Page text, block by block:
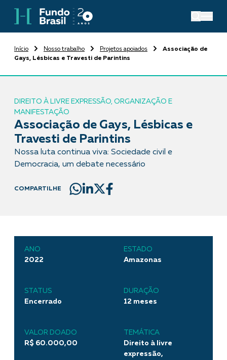
Início Nosso trabalho Projetos apoiados
Associação de
Gays, Lésbicas e Travesti de Parintins
DIREITO À LIVRE EXPRESSÃO, ORGANIZAÇÃO E
MANIFESTAÇÃO
Associação de Gays, Lésbicas e
Travesti de Parintins
Nossa luta continua viva: Sociedade civil e
Democracia, um debate necessário
COMPARTILHE
ANO
2022
ESTADO
Amazonas
STATUS
Encerrado
DURAÇÃO
12 meses
VALOR DOADO
R$ 60.000,00
TEMÁTICA
Direito à livre
expressão,